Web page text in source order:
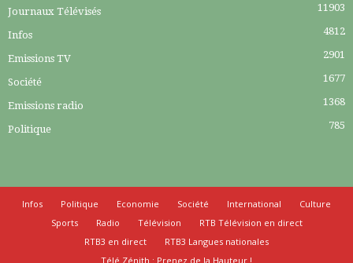
Journaux Télévisés 11903
Infos 4812
Emissions TV 2901
Société 1677
Emissions radio 1368
Politique 785
Infos Politique Economie Société International
Culture
Sports
Radio Télévision
RTB Télévision en direct
RTB3 en direct
RTB3 Langues nationales
Télé Zénith : Prenez de la Hauteur !